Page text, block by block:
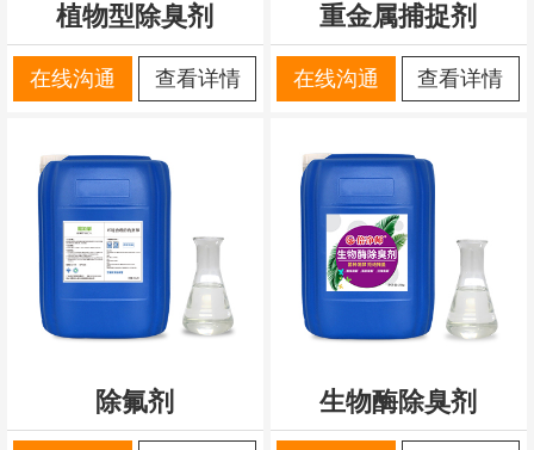
植物型除臭剂
在线沟通 查看详情
重金属捕捉剂
在线沟通 查看详情
除氟剂 生物酶除臭剂